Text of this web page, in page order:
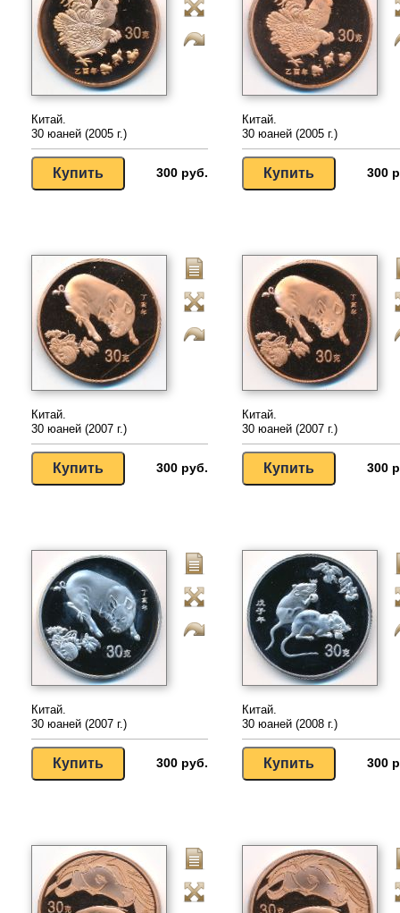
Китай.
30 юаней (2005 г.)
300 руб.
Китай.
30 юаней (2005 г.)
300
Китай.
30 юаней (2007 г.)
300 руб.
Китай.
30 юаней (2007 г.)
300
Китай.
30 юаней (2007 г.)
300 руб.
Китай.
30 юаней (2008 г.)
300